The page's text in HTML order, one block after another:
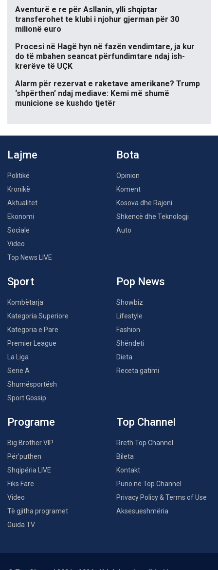
Aventurë e re për Asllanin, ylli shqiptar
transferohet te klubi i njohur gjerman për 30
milionë euro
Procesi në Hagë hyn në fazën vendimtare, ja kur
do të mbahen seancat përfundimtare ndaj ish-
krerëve të UÇK
Alarm për rezervat e raketave amerikane? Trump
‘shpërthen’ ndaj mediave: Kemi më shumë
municione se kushdo tjetër
Lajme
Politikë
Kronikë
Aktualitet
Ekonomi
Sociale
Video
Top News LIVE
Bota
Opinion
Koment
Kosova dhe Rajoni
Shkencë dhe Teknologji
Auto
Sport
Kombëtarja
Kategoria Superiore
Kategoria e Parë
Premier League
La Liga
Serie A
Shumësportësh
Sport Gossip
Pop News
Showbiz
Lifestyle
Fashion
Shëndeti
Dieta
Receta gatimi
Programe
Big Brother VIP
Për’puthen
Shqipëria LIVE
Fiks Fare
Video
Të gjitha programet
Guida TV
Top Channel
Rreth Top Channel
Bileta
Kontakt
Puno në Top Channel
Privacy Policy & Terms of Use
Aksesueshmëria